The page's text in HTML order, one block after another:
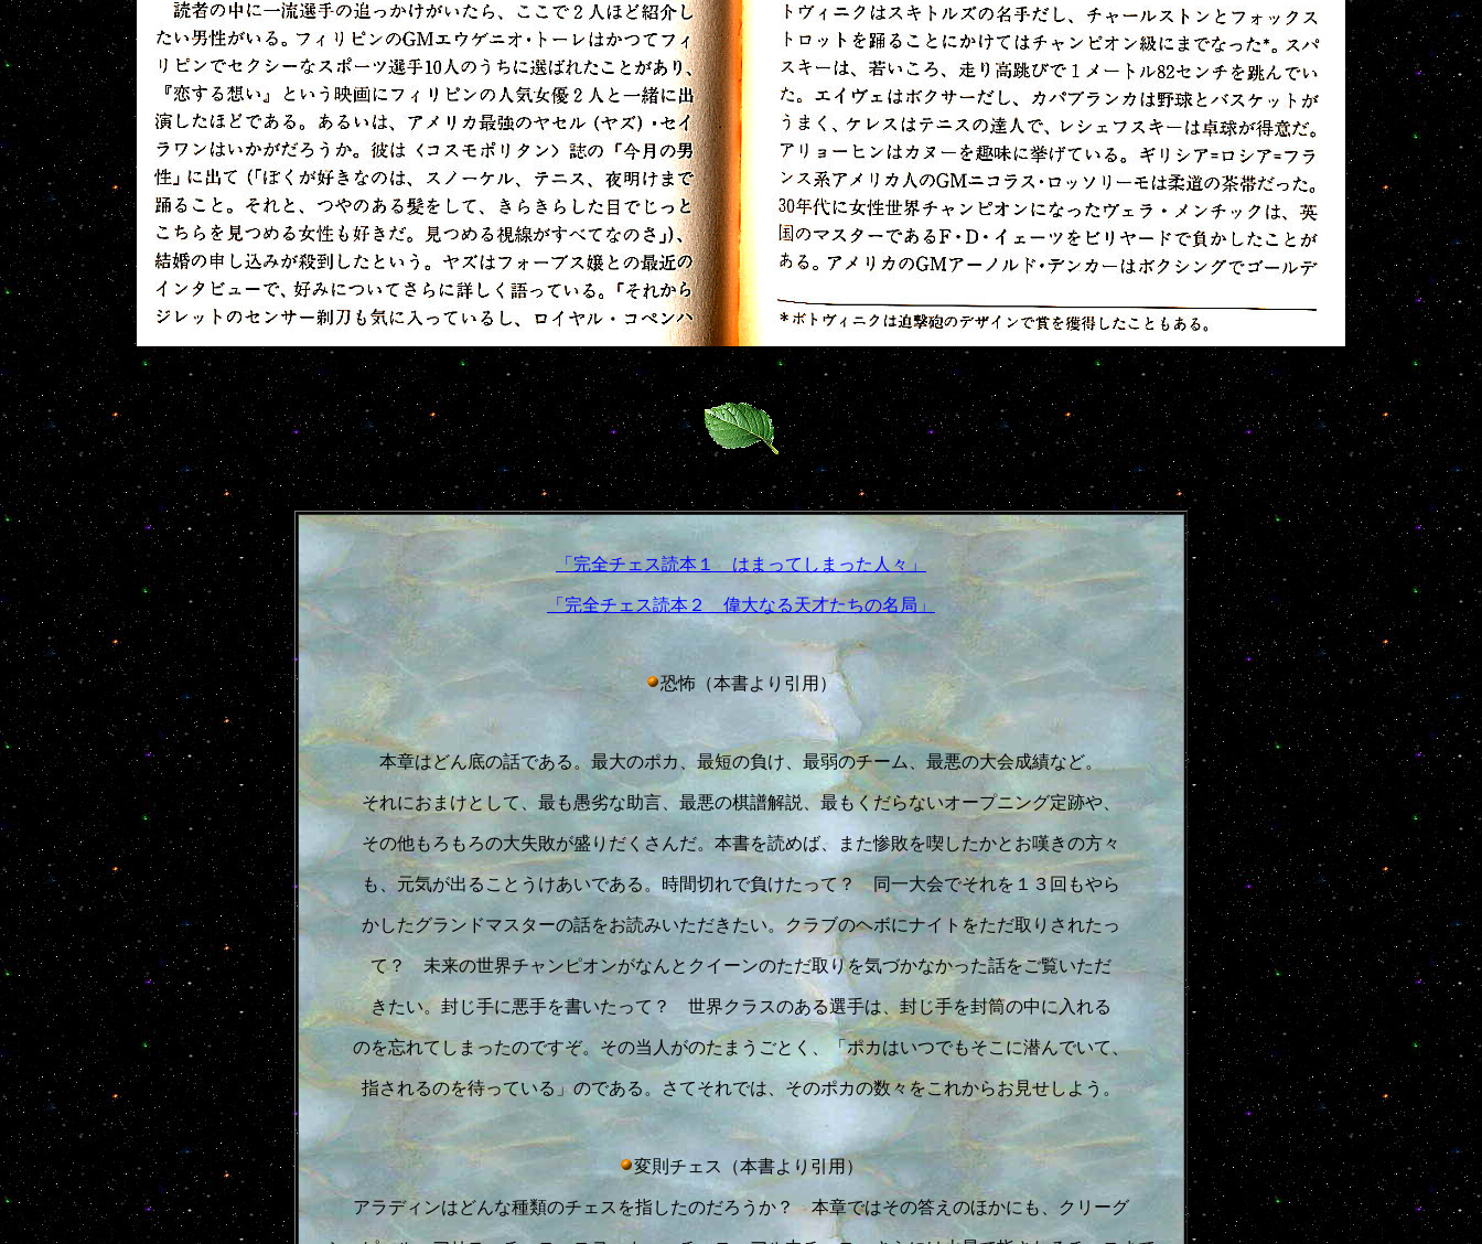
「完全チェス読本１ はまってしまった人々」
「完全チェス読本２ 偉大なる天才たちの名局」
恐怖（本書より引用）
本章はどん底の話である。最大のポカ、最短の負け、最弱のチーム、最悪の大会成績など。
それにおまけとして、最も愚劣な助言、最悪の棋譜解説、最もくだらないオープニング定跡や、
その他もろもろの大失敗が盛りだくさんだ。本書を読めば、また惨敗を喫したかとお嘆きの方々
も、元気が出ることうけあいである。時間切れで負けたって？ 同一大会でそれを１３回もやら
かしたグランドマスターの話をお読みいただきたい。クラブのヘボにナイトをただ取りされたっ
て？ 未来の世界チャンピオンがなんとクイーンのただ取りを気づかなかった話をご覧いただ
きたい。封じ手に悪手を書いたって？ 世界クラスのある選手は、封じ手を封筒の中に入れる
のを忘れてしまったのですぞ。その当人がのたまうごとく、「ポカはいつでもそこに潜んでいて、
指されるのを待っている」のである。さてそれでは、そのポカの数々をこれからお見せしよう。
変則チェス（本書より引用）
アラディンはどんな種類のチェスを指したのだろうか？ 本章ではその答えのほかにも、クリーグ